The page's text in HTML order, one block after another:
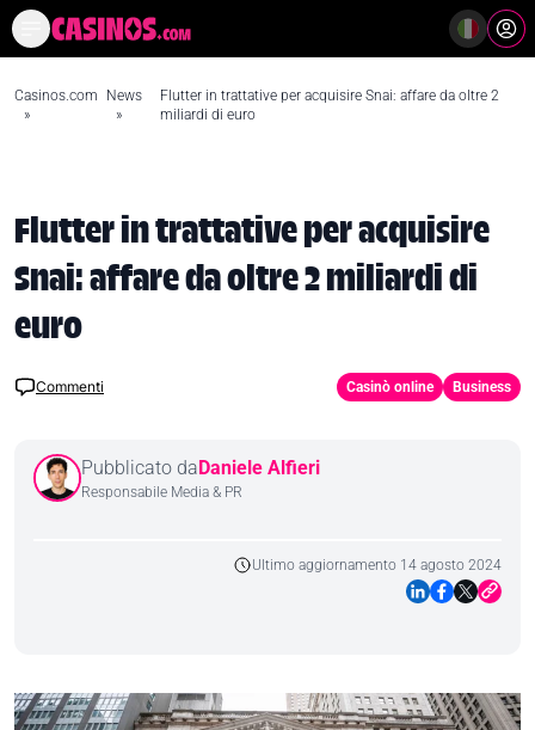
Casinò Online Casino Online
Casinos.com
»
News
»
Flutter in trattative per acquisire Snai: affare da oltre 2
miliardi di euro
Flutter in trattative per acquisire
Snai: affare da oltre 2 miliardi di
euro
Commenti Casinò online Business
Pubblicato daDaniele Alfieri
Responsabile Media & PR
Ultimo aggiornamento 14 agosto 2024